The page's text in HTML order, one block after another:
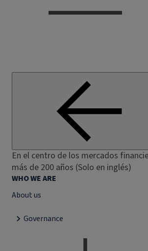
En el centro de los mercados
más de 200 años (Solo en inglés)
WHO WE ARE
About us
Governance